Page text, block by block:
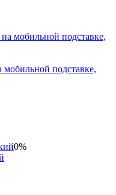
подставке,
0%